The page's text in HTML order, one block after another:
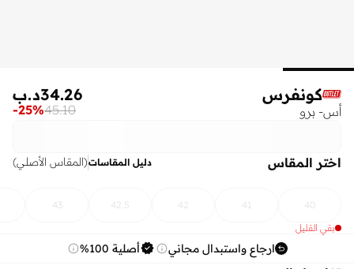
كونفرس
أس- برو
د.ب34.26
45.10
-25%
اختر المقاس دليل المقاسات(المقاس الأصلي)
40
41
42
42.5
43
بقي القليل
ارجاع واستبدال مجاني أصلية 100%